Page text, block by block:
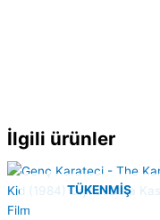
İlgili ürünler
TÜKENMIŞ